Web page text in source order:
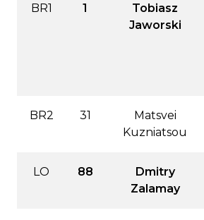
BR1 1
Tobiasz
Jaworski
BR2 31
Matsvei
Kuzniatsou
LO 88
Dmitry
Zalamay